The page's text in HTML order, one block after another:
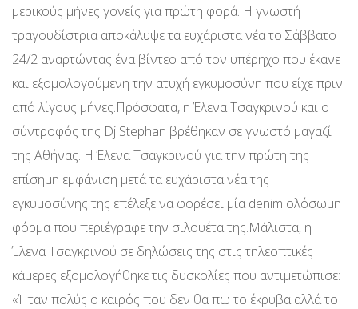
μερικούς μήνες γονείς για πρώτη φορά. Η γνωστή
τραγουδίστρια αποκάλυψε τα ευχάριστα νέα το Σάββατο
24/2 αναρτώντας ένα βίντεο από τον υπέρηχο που έκανε
και εξομολογούμενη την ατυχή εγκυμοσύνη που είχε πριν
από λίγους μήνες.Πρόσφατα, η Έλενα Τσαγκρινού και ο
σύντροφός της Dj Stephan βρέθηκαν σε γνωστό μαγαζί
της Αθήνας. Η Έλενα Τσαγκρινού για την πρώτη της
επίσημη εμφάνιση μετά τα ευχάριστα νέα της
εγκυμοσύνης της επέλεξε να φορέσει μία denim ολόσωμη
φόρμα που περιέγραφε την σιλουέτα της.Μάλιστα, η
Έλενα Τσαγκρινού σε δηλώσεις της στις τηλεοπτικές
κάμερες εξομολογήθηκε τις δυσκολίες που αντιμετώπισε:
«Ήταν πολύς ο καιρός που δεν θα πω το έκρυβα αλλά το